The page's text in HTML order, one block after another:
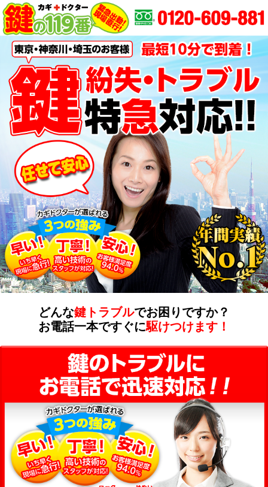
どんな鍵トラブルでお困りですか？
お電話一本ですぐに駆けつけます！